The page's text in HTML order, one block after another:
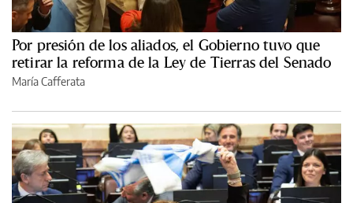
Por presión de los aliados, el Gobierno tuvo que
retirar la reforma de la Ley de Tierras del Senado
María Cafferata